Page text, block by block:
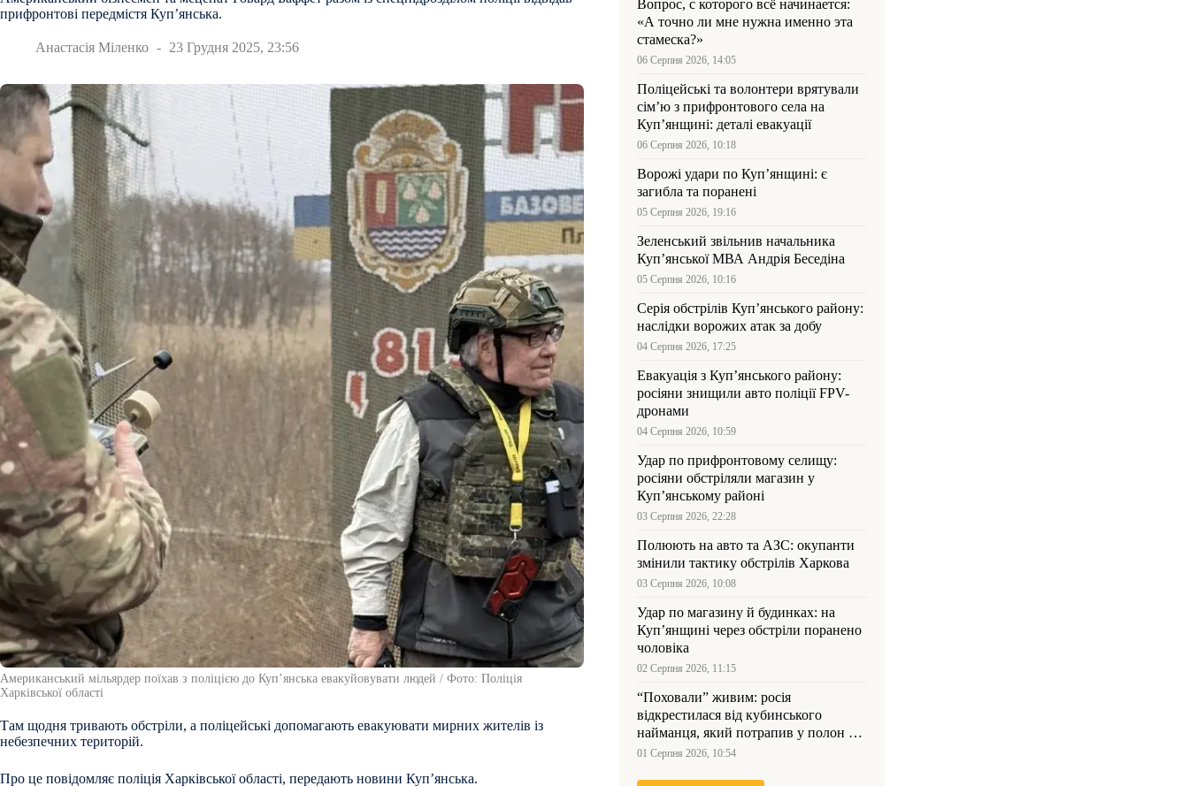
прифронтові передмістя Куп’янська.
Анастасія Міленко 23 Грудня 2025, 23:56
Американський мільярдер поїхав з поліцією до Купʼянська евакуйовувати людей / Фото: Поліція
Харківської області
Там щодня тривають обстріли, а поліцейські допомагають евакуювати мирних жителів із
небезпечних територій.
Про це повідомляє поліція Харківської області, передають новини Купʼянська.
Вопрос, с которого всё начинается:
«А точно ли мне нужна именно эта
стамеска?»
06 Серпня 2026, 14:05
Поліцейські та волонтери врятували
сім’ю з прифронтового села на
Куп’янщині: деталі евакуації
06 Серпня 2026, 10:18
Ворожі удари по Куп’янщині: є
загибла та поранені
05 Серпня 2026, 19:16
Зеленський звільнив начальника
Купʼянської МВА Андрія Беседіна
05 Серпня 2026, 10:16
Серія обстрілів Куп’янського району:
наслідки ворожих атак за добу
04 Серпня 2026, 17:25
Евакуація з Куп’янського району:
росіяни знищили авто поліції FPV-
дронами
04 Серпня 2026, 10:59
Удар по прифронтовому селищу:
росіяни обстріляли магазин у
Куп’янському районі
03 Серпня 2026, 22:28
Полюють на авто та АЗС: окупанти
змінили тактику обстрілів Харкова
03 Серпня 2026, 10:08
Удар по магазину й будинках: на
Куп’янщині через обстріли поранено
чоловіка
02 Серпня 2026, 11:15
“Поховали” живим: росія
відкрестилася від кубинського
найманця, який потрапив у полон на
Куп’янщині
01 Серпня 2026, 10:54